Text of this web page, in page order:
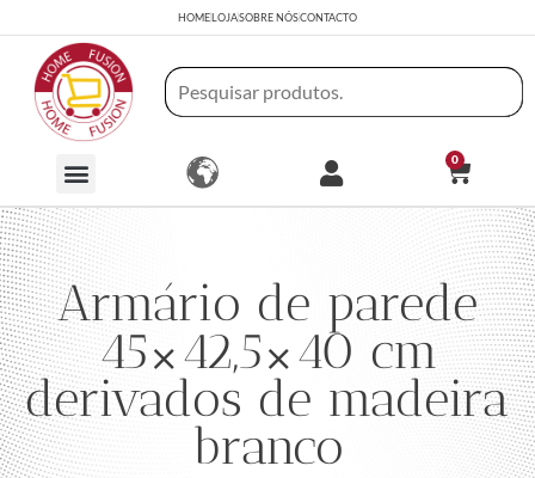
HOMELOJASOBRE NÓSCONTACTO
0
Armário de parede
45×42,5×40 cm
derivados de madeira
branco